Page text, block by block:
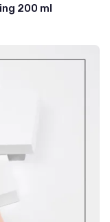
200 ml